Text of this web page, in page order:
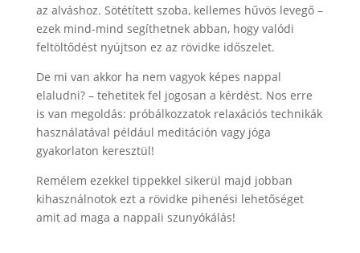
az alváshoz. Sötétített szoba, kellemes hűvös levegő –
ezek mind-mind segíthetnek abban, hogy valódi
feltöltődést nyújtson ez az rövidke időszelet.
De mi van akkor ha nem vagyok képes nappal
elaludni? – tehetitek fel jogosan a kérdést. Nos erre
is van megoldás: próbálkozzatok relaxációs technikák
használatával például meditáción vagy jóga
gyakorlaton keresztül!
Remélem ezekkel tippekkel sikerül majd jobban
kihasználnotok ezt a rövidke pihenési lehetőséget
amit ad maga a nappali szunyókálás!